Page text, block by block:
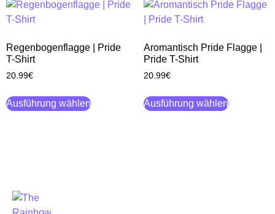
Regenbogenflagge | Pride
T-Shirt
20.99€
Ausführung wählen
Aromantisch Pride Flagge |
Pride T-Shirt
20.99€
Ausführung wählen